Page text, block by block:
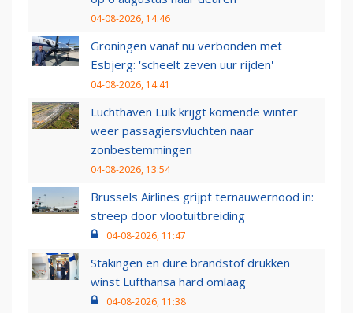
04-08-2026, 14:46
Groningen vanaf nu verbonden met
Esbjerg: 'scheelt zeven uur rijden'
04-08-2026, 14:41
Luchthaven Luik krijgt komende winter
weer passagiersvluchten naar
zonbestemmingen
04-08-2026, 13:54
Brussels Airlines grijpt ternauwernood in:
streep door vlootuitbreiding
04-08-2026, 11:47
Stakingen en dure brandstof drukken
winst Lufthansa hard omlaag
04-08-2026, 11:38